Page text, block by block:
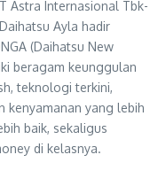
Astra Internasional Tbk-
Ayla hadir
(Daihatsu New
beragam keunggulan
teknologi terkini,
kenyamanan yang lebih
baik, sekaligus
di kelasnya.